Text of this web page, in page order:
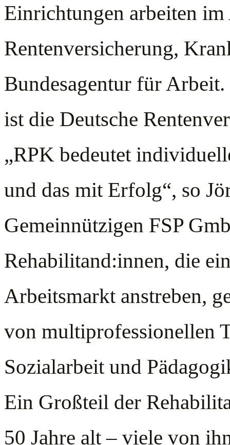
Einrichtungen arbeiten
Rentenversicherung,
Bundesagentur für
ist die Deutsche
„RPK bedeutet
und das mit Erfolg“, so
Gemeinnützigen FSP
Rehabilitand:innen, die
Arbeitsmarkt anstreben,
von multiprofessionellen
Sozialarbeit und
Ein Großteil der
50 Jahre alt – viele von